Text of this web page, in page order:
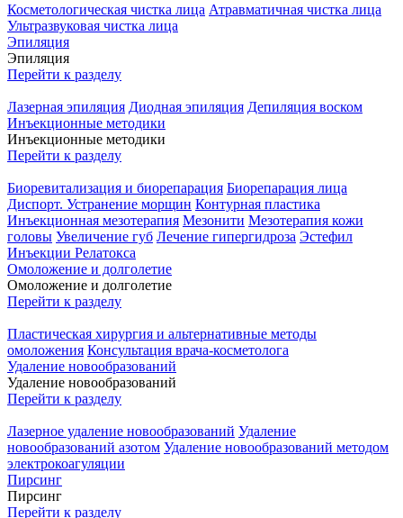
Косметологическая чистка лица Атравматичная чистка лица
Ультразвуковая чистка лица
Эпиляция
Эпиляция
Перейти к разделу
Лазерная эпиляция Диодная эпиляция Депиляция воском
Инъекционные методики
Инъекционные методики
Перейти к разделу
Биоревитализация и биорепарация Биорепарация лица
Диспорт. Устранение морщин Контурная пластика
Инъекционная мезотерапия Мезонити Мезотерапия кожи
головы Увеличение губ Лечение гипергидроза Эстефил
Инъекции Релатокса
Омоложение и долголетие
Омоложение и долголетие
Перейти к разделу
Пластическая хирургия и альтернативные методы
омоложения Консультация врача-косметолога
Удаление новообразований
Удаление новообразований
Перейти к разделу
Лазерное удаление новообразований Удаление
новообразований азотом Удаление новообразований методом
электрокоагуляции
Пирсинг
Пирсинг
Перейти к разделу